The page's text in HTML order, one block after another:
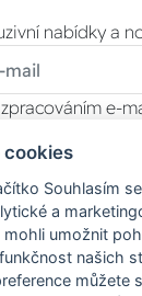
nabídky a
e-
naleznete v
můžete
cookies
Souhlasím
a
umožnit
našich
můžete